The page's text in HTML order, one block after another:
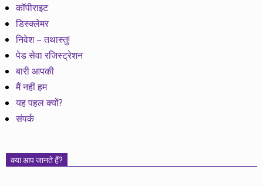
कॉपीराइट
डिस्क्लेमर
निवेश – तथास्तु!
पेड सेवा रजिस्ट्रेशन
बारी आपकी
मैं नहीं हम
यह पहल क्यों?
संपर्क
क्या आप जानते हैं?